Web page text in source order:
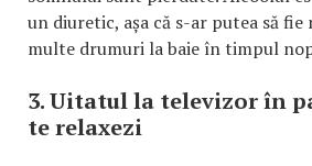
un diuretic, așa că s-ar putea să fie
multe drumuri la baie în timpul
3. Uitatul la televizor în
te relaxezi